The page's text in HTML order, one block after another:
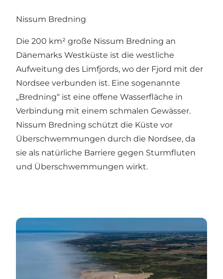
Nissum Bredning
Die 200 km² große Nissum Bredning an
Dänemarks Westküste ist die westliche
Aufweitung des Limfjords, wo der Fjord mit der
Nordsee verbunden ist. Eine sogenannte
„Bredning“ ist eine offene Wasserfläche in
Verbindung mit einem schmalen Gewässer.
Nissum Bredning schützt die Küste vor
Überschwemmungen durch die Nordsee, da
sie als natürliche Barriere gegen Sturmfluten
und Überschwemmungen wirkt.